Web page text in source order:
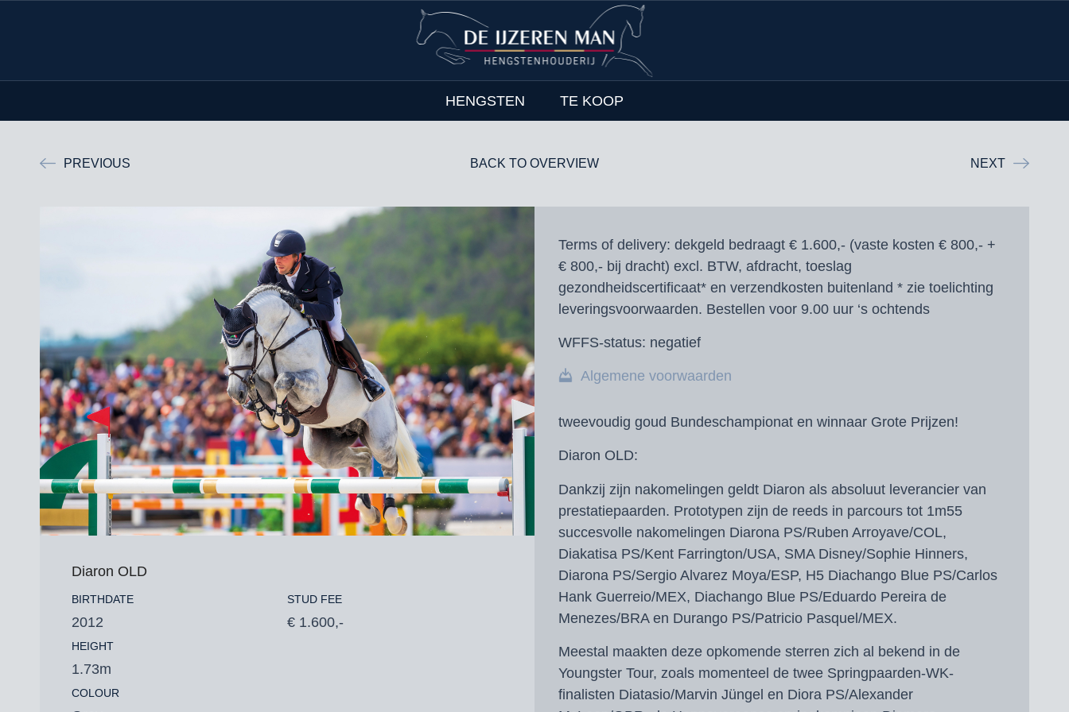
HENGSTEN TE KOOP
PREVIOUS BACK TO OVERVIEW NEXT
Diaron OLD
BIRTHDATE
2012
HEIGHT
1.73m
COLOUR
STUD FEE
€ 1.600,-
Terms of delivery: dekgeld bedraagt € 1.600,- (vaste kosten € 800,- +
€ 800,- bij dracht) excl. BTW, afdracht, toeslag
gezondheidscertificaat* en verzendkosten buitenland * zie toelichting
leveringsvoorwaarden. Bestellen voor 9.00 uur ‘s ochtends
WFFS-status: negatief
Algemene voorwaarden
tweevoudig goud Bundeschampionat en winnaar Grote Prijzen!
Diaron OLD:
Dankzij zijn nakomelingen geldt Diaron als absoluut leverancier van
prestatiepaarden. Prototypen zijn de reeds in parcours tot 1m55
succesvolle nakomelingen Diarona PS/Ruben Arroyave/COL,
Diakatisa PS/Kent Farrington/USA, SMA Disney/Sophie Hinners,
Diarona PS/Sergio Alvarez Moya/ESP, H5 Diachango Blue PS/Carlos
Hank Guerreio/MEX, Diachango Blue PS/Eduardo Pereira de
Menezes/BRA en Durango PS/Patricio Pasquel/MEX.
Meestal maakten deze opkomende sterren zich al bekend in de
Youngster Tour, zoals momenteel de twee Springpaarden-WK-
finalisten Diatasio/Marvin Jüngel en Diora PS/Alexander